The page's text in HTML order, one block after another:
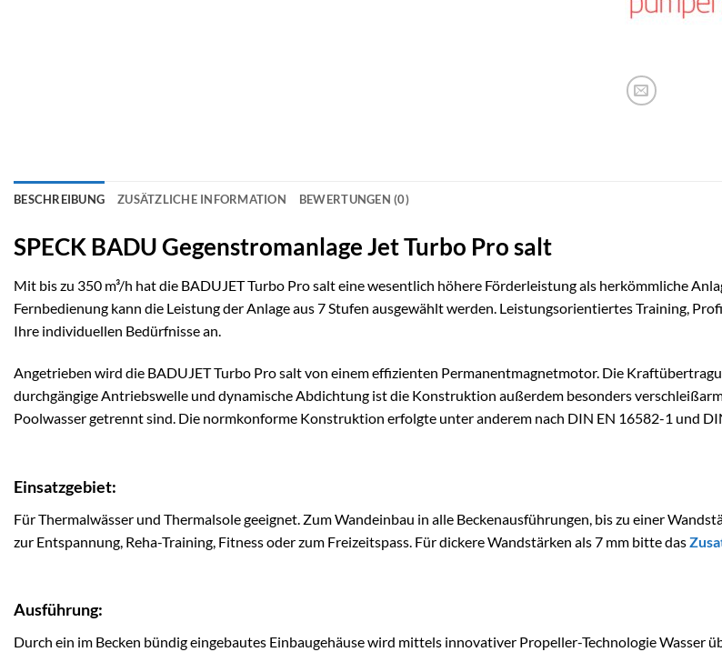
BESCHREIBUNG ZUSÄTZLICHE INFORMATION BEWERTUNGEN (0)
SPECK BADU Gegenstromanlage Jet Turbo Pro salt
Mit bis zu 350 m³/h hat die BADUJET Turbo Pro salt eine wesentlich höhere Förderleistung als herkömmliche
Fernbedienung kann die Leistung der Anlage aus 7 Stufen ausgewählt werden. Leistungsorientiertes Training,
Ihre individuellen Bedürfnisse an.
Angetrieben wird die BADUJET Turbo Pro salt von einem effizienten Permanentmagnetmotor. Die
durchgängige Antriebswelle und dynamische Abdichtung ist die Konstruktion außerdem besonders
Poolwasser getrennt sind. Die normkonforme Konstruktion erfolgte unter anderem nach DIN EN 16582-1 und
Einsatzgebiet:
Für Thermalwässer und Thermalsole geeignet. Zum Wandeinbau in alle Beckenausführungen, bis zu einer
zur Entspannung, Reha-Training, Fitness oder zum Freizeitspass. Für dickere Wandstärken als 7 mm bitte das
Ausführung:
Durch ein im Becken bündig eingebautes Einbaugehäuse wird mittels innovativer Propeller-Technologie Wasser